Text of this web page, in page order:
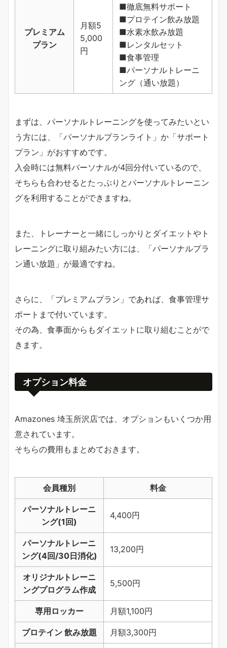
プレミアム
プラン
月額5
5,000
円
■徹底無料サポート
■プロテイン飲み放題
■水素水飲み放題
■レンタルセット
■食事管理
■パーソナルトレーニ
ング（通い放題）
まずは、パーソナルトレーニングを使ってみたいとい
う方には、「パーソナルプランライト」か「サポート
プラン」がおすすめです。
入会時には無料パーソナルが4回分付いているので、
そちらも合わせるとたっぷりとパーソナルトレーニン
グを利用することができますね。
また、トレーナーと一緒にしっかりとダイエットやト
レーニングに取り組みたい方には、「パーソナルプラ
ン通い放題」が最適ですね。
さらに、「プレミアムプラン」であれば、食事管理サ
ポートまで付いています。
その為、食事面からもダイエットに取り組むことがで
きます。
オプション料金
Amazones 埼玉所沢店では、オプションもいくつか用
意されています。
そちらの費用もまとめておきます。
会員種別 料金
パーソナルトレーニ
ング(1回)
4,400円
パーソナルトレーニ
ング(4回/30日消化)
13,200円
オリジナルトレーニ
ングプログラム作成
5,500円
専用ロッカー 月額1,100円
プロテイン 飲み放題 月額3,300円